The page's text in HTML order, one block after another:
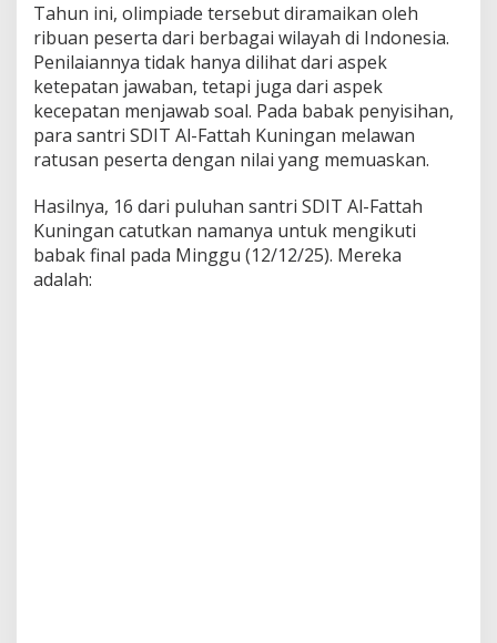
Tahun ini, olimpiade tersebut diramaikan oleh
ribuan peserta dari berbagai wilayah di Indonesia.
Penilaiannya tidak hanya dilihat dari aspek
ketepatan jawaban, tetapi juga dari aspek
kecepatan menjawab soal. Pada babak penyisihan,
para santri SDIT Al-Fattah Kuningan melawan
ratusan peserta dengan nilai yang memuaskan.
Hasilnya, 16 dari puluhan santri SDIT Al-Fattah
Kuningan catutkan namanya untuk mengikuti
babak final pada Minggu (12/12/25). Mereka
adalah: